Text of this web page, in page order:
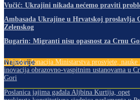
Vučić: Ukrajini nikada nećemo praviti
Ambasada Ukrajine u Hrvatskoj proslavlja
Zelenskog
Bugarin: Migranti nisu opasnost za Crnu
Najnovije
Vrijedna donacija Ministarstva prosvjete, nauke
inovacija obrazovno-vaspitnim ustanovama u
Gori
Poslanica jajima gađala Aljbina Kurtija, opet